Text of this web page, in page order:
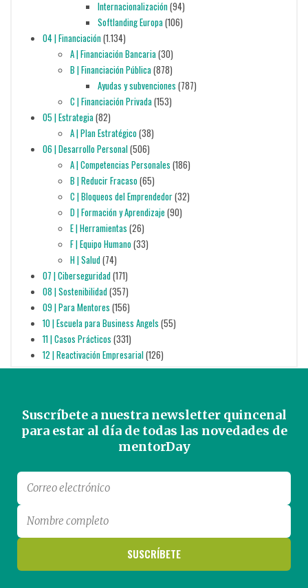
Internacionalización(94)
Softlanding Europa(106)
04 | Financiación(1.134)
A | Financiación Bancaria(30)
B | Financiación Pública(878)
Ayudas y subvenciones (787)
C | Financiación Privada(153)
05 | Estrategia(82)
A | Plan Estratégico(38)
06 | Desarrollo Personal(506)
A | Competencias Personales (186)
B | Reducir Fracaso(65)
C | Bloqueos del Emprendedor(32)
D | Formación y Aprendizaje (90)
E | Herramientas (26)
F | Equipo Humano(33)
H | Salud(74)
07 | Ciberseguridad(171)
08 | Sostenibilidad(357)
09 | Para Mentores (156)
10 | Escuela para Business Angels (55)
11 | Casos Prácticos (331)
12 | Reactivación Empresarial(126)
Suscríbete a nuestra newsletter quincenal
para estar al día de todas las novedades de
mentorDay